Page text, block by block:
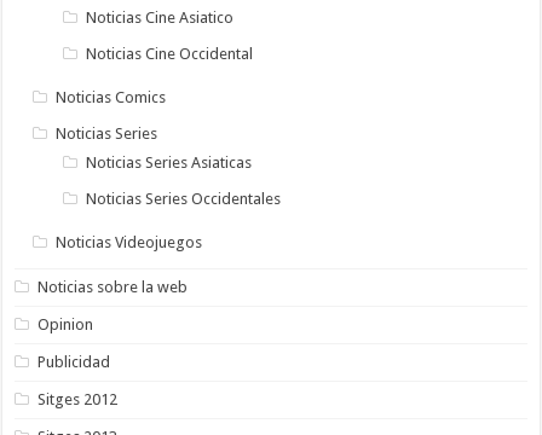
Noticias Cine Asiatico
Noticias Cine Occidental
Noticias Comics
Noticias Series
Noticias Series Asiaticas
Noticias Series Occidentales
Noticias Videojuegos
Noticias sobre la web
Opinion
Publicidad
Sitges 2012